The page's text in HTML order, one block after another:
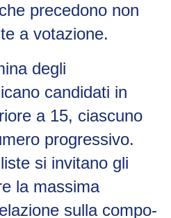
precedono non
a votazione.
degli
candidati in
a 15, ciascuno
progressivo.
si invitano gli
la massima
sulla compo-